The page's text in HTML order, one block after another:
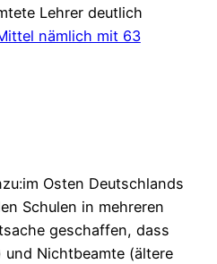
Lehrer deutlich
nämlich mit 63
Osten Deutschlands
Schulen in mehreren
geschaffen, dass
und Nichtbeamte (ältere